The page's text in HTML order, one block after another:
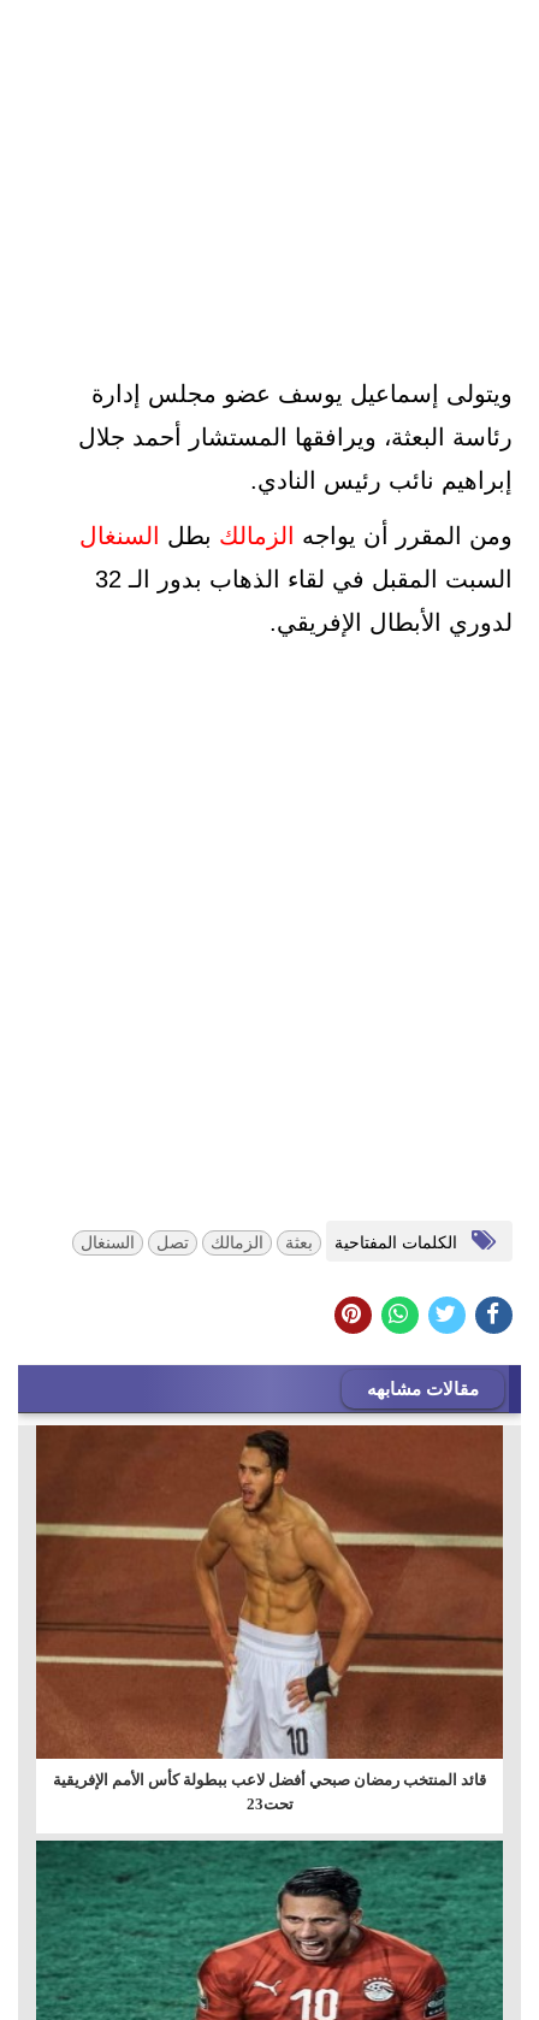
ويتولى إسماعيل يوسف عضو مجلس إدارة
رئاسة البعثة، ويرافقها المستشار أحمد جلال
إبراهيم نائب رئيس النادي.
ومن المقرر أن يواجه الزمالك بطل
السنغال
السبت المقبل في لقاء الذهاب بدور الـ 32
لدوري الأبطال الإفريقي.
الكلمات المفتاحية بعثة الزمالك تصل السنغال
مقالات مشابهه
قائد المنتخب رمضان صبحي أفضل لاعب ببطولة كأس الأمم الإفريقية
تحت23